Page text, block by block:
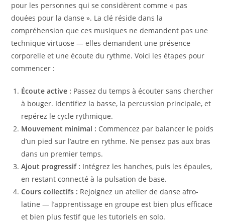
pour les personnes qui se considèrent comme « pas
douées pour la danse ». La clé réside dans la
compréhension que ces musiques ne demandent pas une
technique virtuose — elles demandent une présence
corporelle et une écoute du rythme. Voici les étapes pour
commencer :
Écoute active : Passez du temps à écouter sans chercher
à bouger. Identifiez la basse, la percussion principale, et
repérez le cycle rythmique.
Mouvement minimal : Commencez par balancer le poids
d’un pied sur l’autre en rythme. Ne pensez pas aux bras
dans un premier temps.
Ajout progressif : Intégrez les hanches, puis les épaules,
en restant connecté à la pulsation de base.
Cours collectifs : Rejoignez un atelier de danse afro-
latine — l’apprentissage en groupe est bien plus efficace
et bien plus festif que les tutoriels en solo.